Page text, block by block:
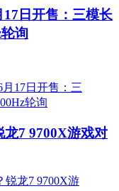
日开售：三模长
询
7 9700X游戏对